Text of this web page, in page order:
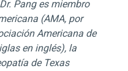
Pang es miembro
(AMA, por
Americana de
en inglés), la
de Texas